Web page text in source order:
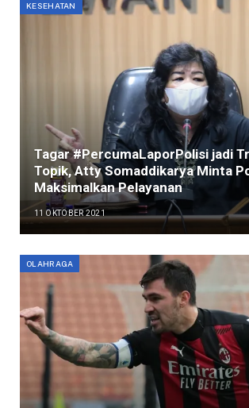
KESEHATAN
Tagar #PercumaLaporPolisi jadi
Topik, Atty Somaddikarya Minta
Maksimalkan Pelayanan
11 OKTOBER 2021
OLAHRAGA